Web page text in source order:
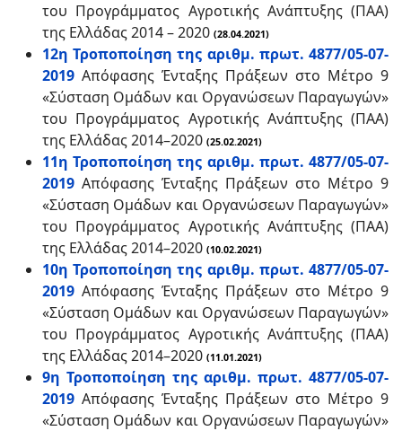
του Προγράμματος Αγροτικής Ανάπτυξης (ΠΑΑ)
της Ελλάδας 2014 – 2020 (28.04.2021)
12η Τροποποίηση της αριθμ. πρωτ. 4877/05-07-
2019 Απόφασης Ένταξης Πράξεων στο Μέτρο 9
«Σύσταση Ομάδων και Οργανώσεων Παραγωγών»
του Προγράμματος Αγροτικής Ανάπτυξης (ΠΑΑ)
της Ελλάδας 2014–2020 (25.02.2021)
11η Τροποποίηση της αριθμ. πρωτ. 4877/05-07-
2019 Απόφασης Ένταξης Πράξεων στο Μέτρο 9
«Σύσταση Ομάδων και Οργανώσεων Παραγωγών»
του Προγράμματος Αγροτικής Ανάπτυξης (ΠΑΑ)
της Ελλάδας 2014–2020 (10.02.2021)
10η Τροποποίηση της αριθμ. πρωτ. 4877/05-07-
2019 Απόφασης Ένταξης Πράξεων στο Μέτρο 9
«Σύσταση Ομάδων και Οργανώσεων Παραγωγών»
του Προγράμματος Αγροτικής Ανάπτυξης (ΠΑΑ)
της Ελλάδας 2014–2020 (11.01.2021)
9η Τροποποίηση της αριθμ. πρωτ. 4877/05-07-
2019 Απόφασης Ένταξης Πράξεων στο Μέτρο 9
«Σύσταση Ομάδων και Οργανώσεων Παραγωγών»